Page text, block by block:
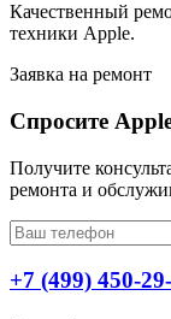
Качественный
техники Apple.
Заявка на ремонт
Спросите
Получите
ремонта и
+7 (499) 450-